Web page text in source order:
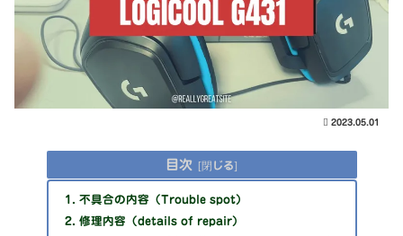
2023.05.01
目次
不具合の内容（Trouble spot）
修理内容（details of repair）